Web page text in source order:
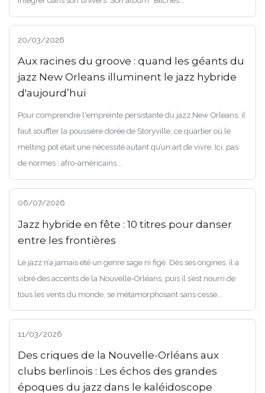
20/03/2026
Aux racines du groove : quand les géants du
jazz New Orleans illuminent le jazz hybride
d'aujourd’hui
Pour comprendre l'empreinte persistante du jazz New Orleans, il
faut souffler la poussière dorée de Storyville, ce quartier où le
melting pot était une nécessité autant qu’un art de vivre. Ici, pas
de normes : afro-américains...
06/07/2026
Jazz hybride en fête : 10 titres pour danser
entre les frontières
Le jazz n’a jamais été un genre sage ni figé. Dès ses origines, il a
vibré des accents de la Nouvelle-Orléans, puis il s’est nourri de
tous les vents du monde, se métamorphosant sans cesse...
11/03/2026
Des criques de la Nouvelle-Orléans aux
clubs berlinois : Les échos des grandes
époques du jazz dans le kaléidoscope